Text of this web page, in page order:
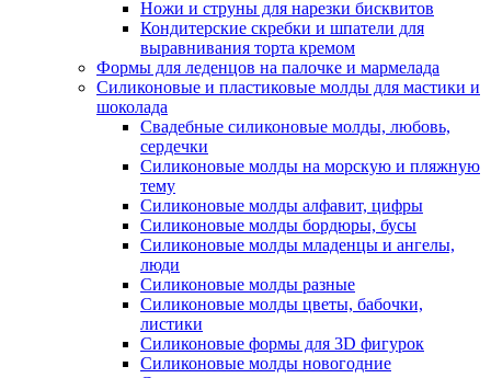
Ножи и струны для нарезки бисквитов
Кондитерские скребки и шпатели для
выравнивания торта кремом
Формы для леденцов на палочке и мармелада
Силиконовые и пластиковые молды для мастики и
шоколада
Свадебные силиконовые молды, любовь,
сердечки
Силиконовые молды на морскую и пляжную
тему
Силиконовые молды алфавит, цифры
Силиконовые молды бордюры, бусы
Силиконовые молды младенцы и ангелы,
люди
Силиконовые молды разные
Силиконовые молды цветы, бабочки,
листики
Силиконовые формы для 3D фигурок
Силиконовые молды новогодние